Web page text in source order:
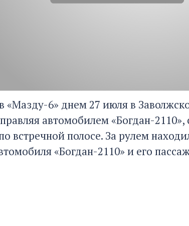
в «Мазду-6» днем 27 июля в
автомобилем «Богдан-
встречной полосе. За рулем
«Богдан-2110» и его